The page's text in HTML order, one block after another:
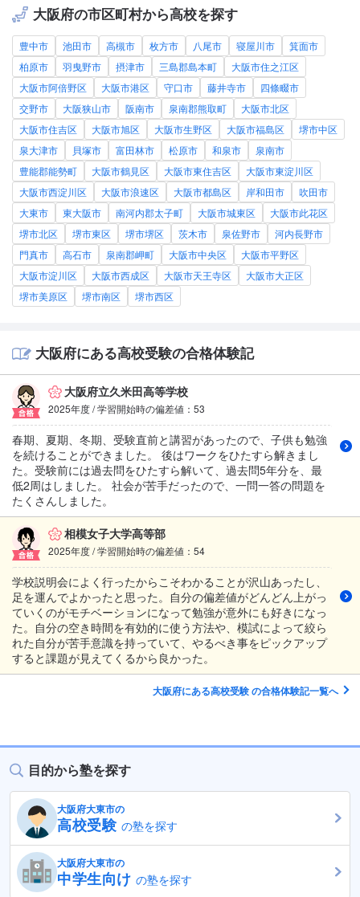
大阪府の市区町村から高校を探す
豊中市 池田市 高槻市 枚方市 八尾市 寝屋川市
箕面市
柏原市
羽曳野市 摂津市 三島郡島本町
大阪市住之江区
大阪市阿倍野区
大阪市港区 守口市 藤井寺市
四條畷市
交野市
大阪狭山市 阪南市 泉南郡熊取町
大阪市北区
大阪市住吉区
大阪市旭区 大阪市生野区 大阪市福島区
堺市中区
泉大津市
貝塚市 富田林市 松原市 和泉市
泉南市
豊能郡能勢町
大阪市鶴見区 大阪市東住吉区
大阪市東淀川区
大阪市西淀川区
大阪市浪速区 大阪市都島区 岸和田市
吹田市
大東市
東大阪市 南河内郡太子町 大阪市城東区
大阪市此花区
堺市北区
堺市東区 堺市堺区 茨木市 泉佐野市
河内長野市
門真市
高石市 泉南郡岬町 大阪市中央区
大阪市平野区
大阪市淀川区
大阪市西成区 大阪市天王寺区
大阪市大正区
堺市美原区
堺市南区 堺市西区
大阪府にある高校受験の合格体験記
大阪府立久米田高等学校
2025年度 / 学習開始時の偏差値：53
春期、夏期、冬期、受験直前と講習があったので、子供も勉強
を続けることができました。 後はワークをひたすら解きまし
た。受験前には過去問をひたすら解いて、過去問5年分を、最
低2周はしました。 社会が苦手だったので、一問一答の問題を
たくさんしました。
相模女子大学高等部
2025年度 / 学習開始時の偏差値：54
学校説明会によく行ったからこそわかることが沢山あったし、
足を運んでよかったと思った。自分の偏差値がどんどん上がっ
ていくのがモチベーションになって勉強が意外にも好きになっ
た。自分の空き時間を有効的に使う方法や、模試によって絞ら
れた自分が苦手意識を持っていて、やるべき事をピックアップ
すると課題が見えてくるから良かった。
大阪府にある高校受験 の合格体験記一覧へ
目的から塾を探す
大阪府大東市の
高校受験 の塾を探す
大阪府大東市の
中学生向けの塾を探す